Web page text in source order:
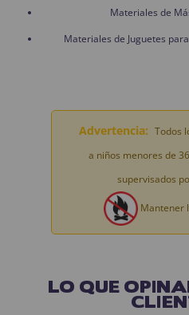
Materiales de
Materiales de Juguetes
Advertencia: Todos
a niños menores de
supervisados
Mantener
LO QUE